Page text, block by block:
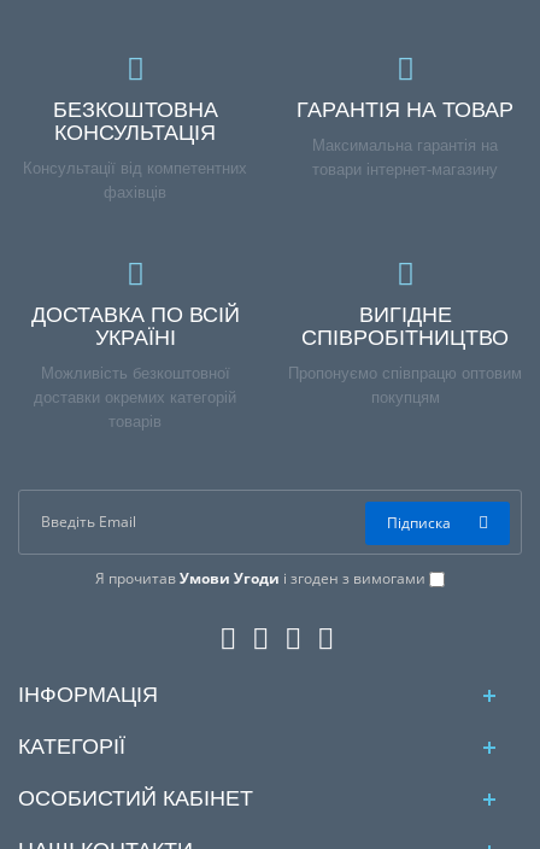
БЕЗКОШТОВНА
КОНСУЛЬТАЦІЯ
Консультації від компетентних
фахівців
ГАРАНТІЯ НА ТОВАР
Максимальна гарантія на
товари інтернет-магазину
ДОСТАВКА ПО ВСІЙ
УКРАЇНІ
Можливість безкоштовної
доставки окремих категорій
товарів
ВИГІДНЕ
СПІВРОБІТНИЦТВО
Пропонуємо співпрацю оптовим
покупцям
Я прочитавУмови Угоди і згоден з вимогами
Підписка
ІНФОРМАЦІЯ
КАТЕГОРІЇ
ОСОБИСТИЙ КАБІНЕТ